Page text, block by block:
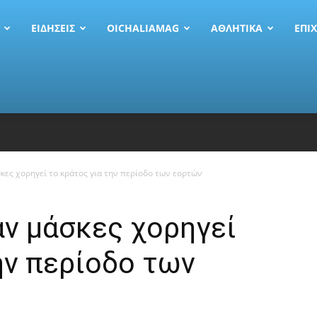
ΕΙΔΗΣΕΙΣ OICHALIAMAG ΑΘΛΗΤΙΚΆ
χορηγεί το κράτος για την περίοδο των εορτών
μάσκες χορηγεί
περίοδο των